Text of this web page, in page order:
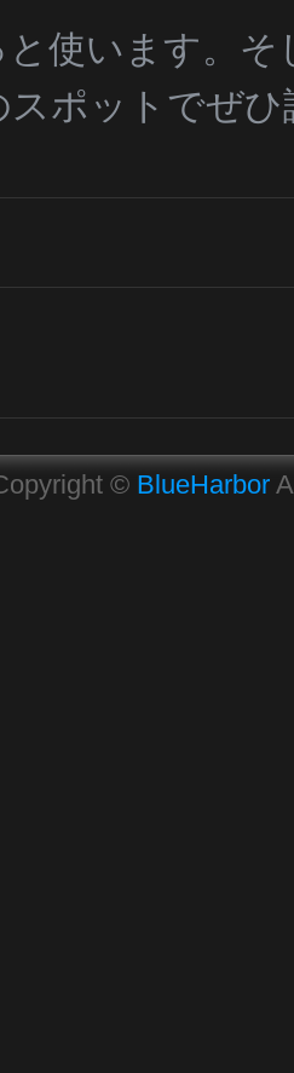
と使います。
スポットでぜ
© BlueHarbor